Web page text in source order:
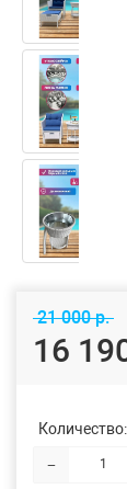
21 000 р.
16
Количество:
−